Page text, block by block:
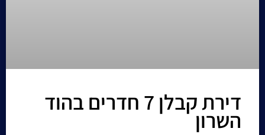
דירת קבלן 7 חדרים בהוד
השרון